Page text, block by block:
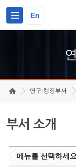
En
연구·행정부서
부서 소개
메뉴를 선택하세